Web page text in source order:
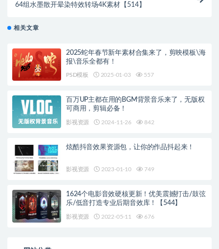
64组水墨散开晕染特效转场4K素材【514】
相关文章
2025蛇年春节新年素材合集来了，剪映模板\海
报\音乐全都有！
PSD模板 2025-01-03 557
百万UP主都在用的BGM背景音乐来了，无版权
可商用，剪辑必备！
影视资源 2024-11-26 842
炫酷抖音效果资源包，让你的作品抖起来！
影视资源 2023-01-10 749
1624个电影音效硬核更新！优美震撼打击/鼓弦
乐/低音打造专业后期音效库！【544】
影视资源 2022-05-11 676